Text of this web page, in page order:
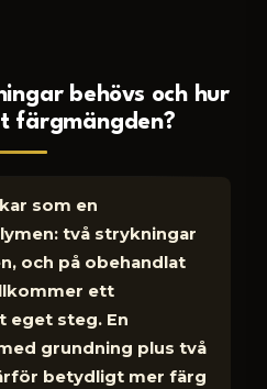
behövs och hur
färgmängden?
som en
två strykningar
och på obehandlat
ett
eget steg. En
grundning plus två
betydligt mer färg